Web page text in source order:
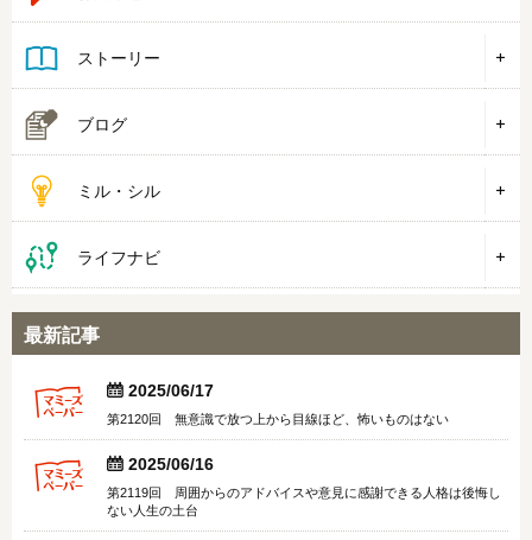
ストーリー
ブログ
ミル・シル
ライフナビ
最新記事
  2025/06/17
第2120回 無意識で放つ上から目線ほど、怖いものはない
  2025/06/16
第2119回 周囲からのアドバイスや意見に感謝できる人格は後悔し
ない人生の土台